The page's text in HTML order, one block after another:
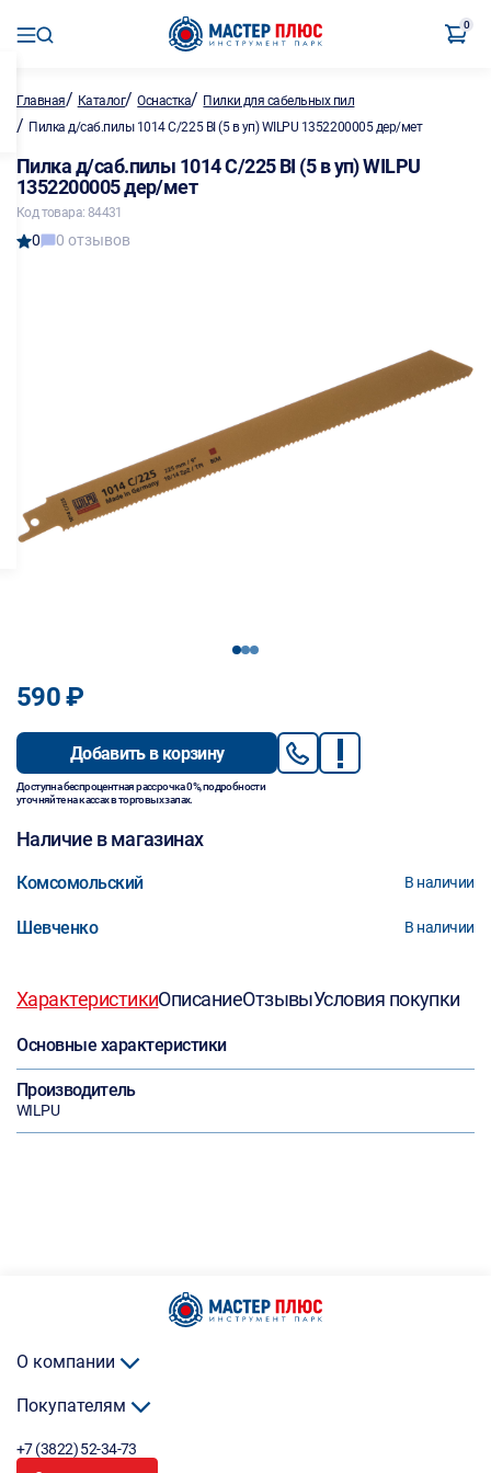
0
Главная/ Каталог/Оснастка/ Пилки для сабельных пил
/ Пилка д/саб.пилы 1014 C/225 BI (5 в уп) WILPU 1352200005 дер/мет
Пилка д/саб.пилы 1014 C/225 BI (5 в уп) WILPU
1352200005 дер/мет
Код товара: 84431
0 0 отзывов
123
590 ₽
Добавить в корзину
Доступна беспроцентная рассрочка 0%, подробности
уточняйте на кассах в торговых залах.
Наличие в магазинах
Комсомольский В наличии
Шевченко В наличии
ХарактеристикиОписаниеОтзывыУсловия покупки
Основные характеристики
Производитель
WILPU
О компании
Покупателям
+7 (3822) 52-34-73